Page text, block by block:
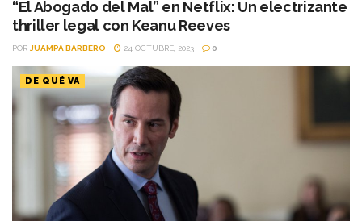
“El Abogado del Mal” en Netflix: Un electrizante
thriller legal con Keanu Reeves
POR JUAMPA BARBERO 24 OCTUBRE, 2023 0
DE QUÉ VA